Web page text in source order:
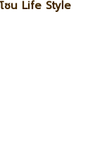
ซน Life Style